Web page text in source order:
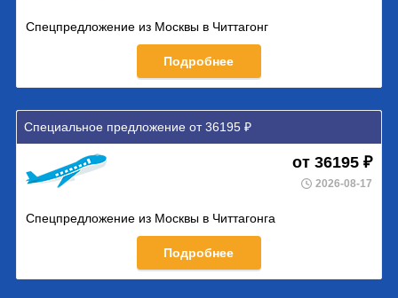
Спецпредложение из Москвы в Читтагонг
Подробнее
Специальное предложение от 36195 ₽
от 36195 ₽
2026-08-17
Спецпредложение из Москвы в Читтагонга
Подробнее